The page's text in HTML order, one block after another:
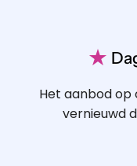
★
Het aanbod op
vernieuwd